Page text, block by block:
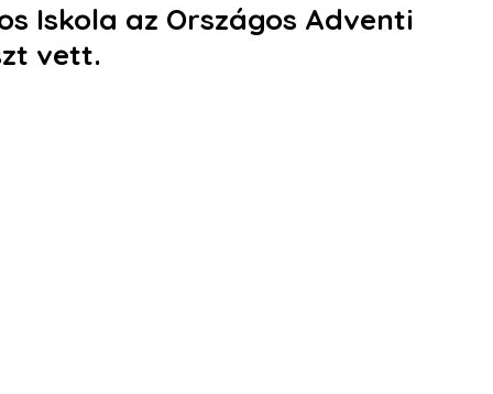
Iskola az Országos Adventi
vett.